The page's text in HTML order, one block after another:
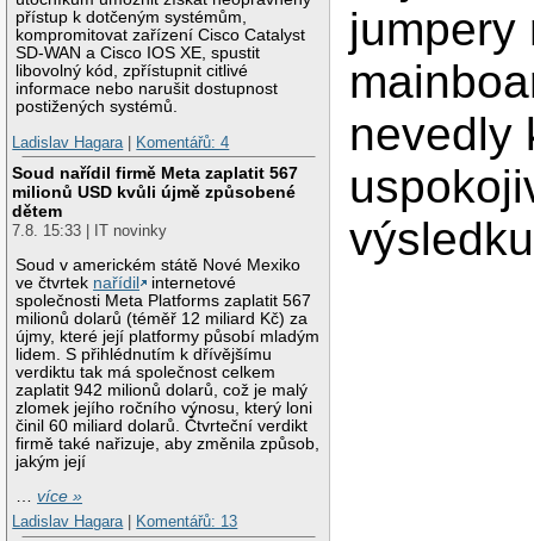
přístup k dotčeným systémům,
kompromitovat zařízení Cisco Catalyst
SD-WAN a Cisco IOS XE, spustit
libovolný kód, zpřístupnit citlivé
informace nebo narušit dostupnost
postižených systémů.
Ladislav Hagara
Komentářů: 4
Soud nařídil firmě Meta zaplatit 567
milionů USD kvůli újmě způsobené
dětem
7.8. 15:33 | IT novinky
Soud v americkém státě Nové Mexiko
ve čtvrtek nařídil
internetové
společnosti Meta Platforms zaplatit 567
milionů dolarů (téměř 12 miliard Kč) za
újmy, které její platformy působí mladým
lidem. S přihlédnutím k dřívějšímu
verdiktu tak má společnost celkem
zaplatit 942 milionů dolarů, což je malý
zlomek jejího ročního výnosu, který loni
činil 60 miliard dolarů. Čtvrteční verdikt
firmě také nařizuje, aby změnila způsob,
jakým její
…více »
Ladislav Hagara| Komentářů: 13
jumpery
nevedly